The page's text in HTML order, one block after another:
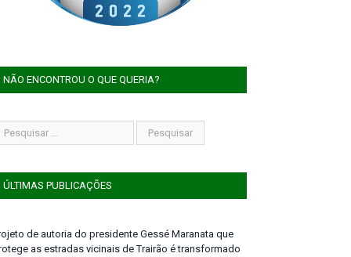
NÃO ENCONTROU O QUE QUERIA?
ÚLTIMAS PUBLICAÇÕES
de autoria do presidente Gessé Maranata que
as estradas vicinais de Trairão é transformado